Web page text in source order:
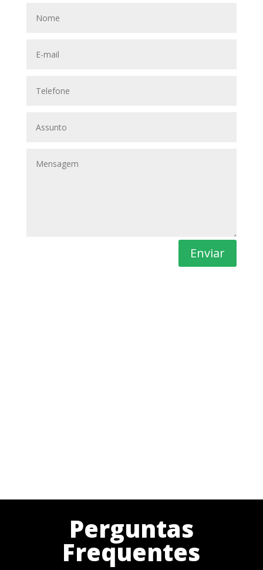
Enviar
Perguntas
Frequentes